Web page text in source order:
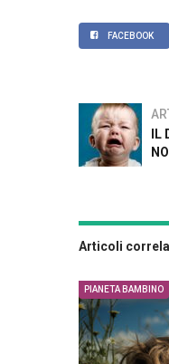
FACEBOOK
IL
Articoli
PIANETA BAMBINO